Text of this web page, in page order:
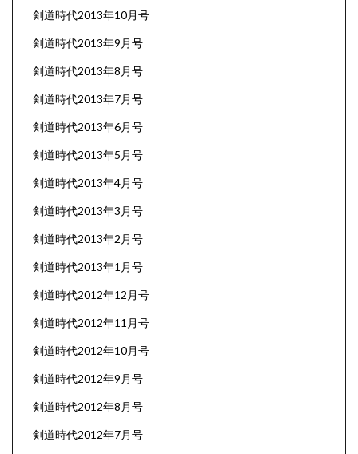
剣道時代2013年10月号
剣道時代2013年9月号
剣道時代2013年8月号
剣道時代2013年7月号
剣道時代2013年6月号
剣道時代2013年5月号
剣道時代2013年4月号
剣道時代2013年3月号
剣道時代2013年2月号
剣道時代2013年1月号
剣道時代2012年12月号
剣道時代2012年11月号
剣道時代2012年10月号
剣道時代2012年9月号
剣道時代2012年8月号
剣道時代2012年7月号